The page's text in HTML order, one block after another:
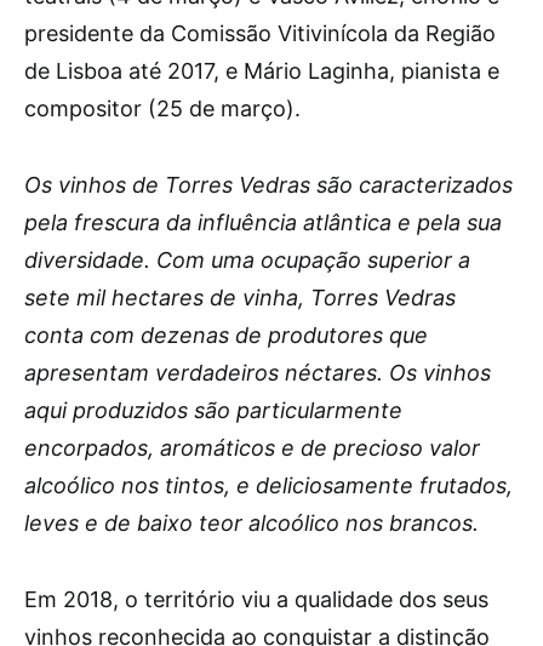
presidente da Comissão Vitivinícola da Região
de Lisboa até 2017, e Mário Laginha, pianista e
compositor (25 de março).
Os vinhos de Torres Vedras são caracterizados
pela frescura da influência atlântica e pela sua
diversidade. Com uma ocupação superior a
sete mil hectares de vinha, Torres Vedras
conta com dezenas de produtores que
apresentam verdadeiros néctares. Os vinhos
aqui produzidos são particularmente
encorpados, aromáticos e de precioso valor
alcoólico nos tintos, e deliciosamente frutados,
leves e de baixo teor alcoólico nos brancos.
Em 2018, o território viu a qualidade dos seus
vinhos reconhecida ao conquistar a distinção